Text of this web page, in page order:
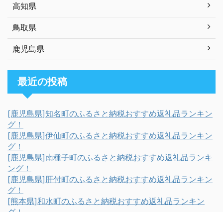
高知県
鳥取県
鹿児島県
最近の投稿
[鹿児島県]知名町のふるさと納税おすすめ返礼品ランキン
グ！
[鹿児島県]伊仙町のふるさと納税おすすめ返礼品ランキン
グ！
[鹿児島県]南種子町のふるさと納税おすすめ返礼品ランキ
ング！
[鹿児島県]肝付町のふるさと納税おすすめ返礼品ランキン
グ！
[熊本県]和水町のふるさと納税おすすめ返礼品ランキン